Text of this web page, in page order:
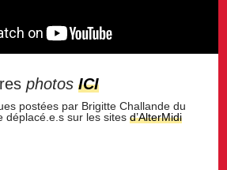
photos ICI
postées par Brigitte Challande du
déplacé.e.s sur les sitesd’AlterMidi